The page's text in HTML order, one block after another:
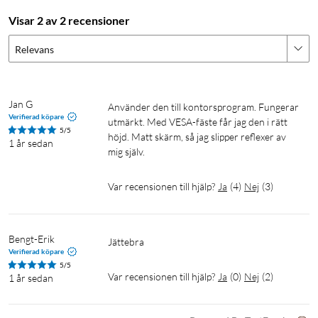
och förbättra sina spelfärdigheter.
Naturtrogna vyer med 178° bred
Full HD-upplösning och ramlös IPS-panel med 178°
betraktningsvinkel, både horisontellt och vertikalt, gör att du
kan njuta av de vackra bilderna från nästan alla håll.
sömlösa flerskärmsinstallationer som ger dig en ännu högre
grad av inlevelse – och en större upplevelse.
Skydda dina ögon med ASUS Eye Care-teknik
ASUS filter för blått ljus
Visar 2 av 2 recensioner
Relevans
Jan G
Verifierad köpare
5/5
1 år sedan
Använder den till kontorsprogram. Fungerar
utmärkt. Med VESA-fäste får jag den i rätt
höjd. Matt skärm, så jag slipper reflexer av
mig själv.
Var recensionen till hjälp? Ja (4) Nej (3)
Bengt-Erik
Verifierad köpare
5/5
1 år sedan
Jättebra
Var recensionen till hjälp? Ja (0) Nej (2)